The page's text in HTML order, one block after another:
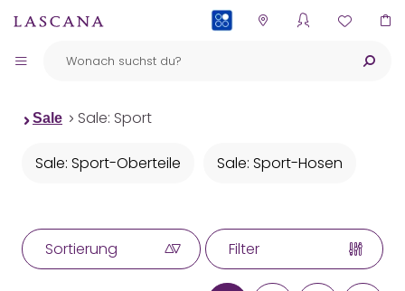
Sale Sale: Sport
Sale: Sport-Oberteile Sale: Sport-Hosen
Sortierung Filter